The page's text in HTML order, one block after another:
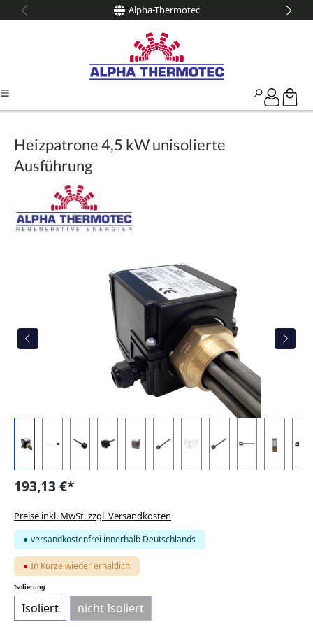
springen Alpha-Thermotec
Heizpatrone 4,5 kW unisolierte
Ausführung
Bildergalerie überspringen
193,13 €*
Preise inkl. MwSt. zzgl. Versandkosten
versandkostenfrei innerhalb Deutschlands
In Kürze wieder erhältlich
Isolierung
Isoliert nicht Isoliert(Diese Option ist zurzeit nicht verfügbar.)